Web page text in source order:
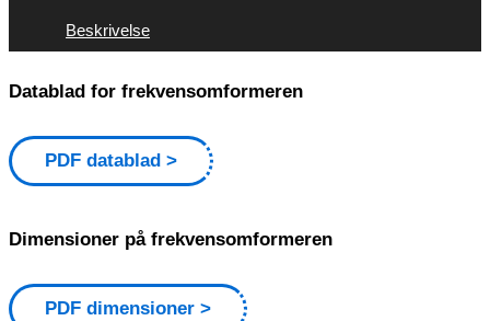
Beskrivelse
Datablad for frekvensomformeren
PDF datablad
Dimensioner på frekvensomformeren
PDF dimensioner